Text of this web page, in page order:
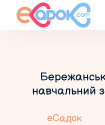
навчальний
еСадок